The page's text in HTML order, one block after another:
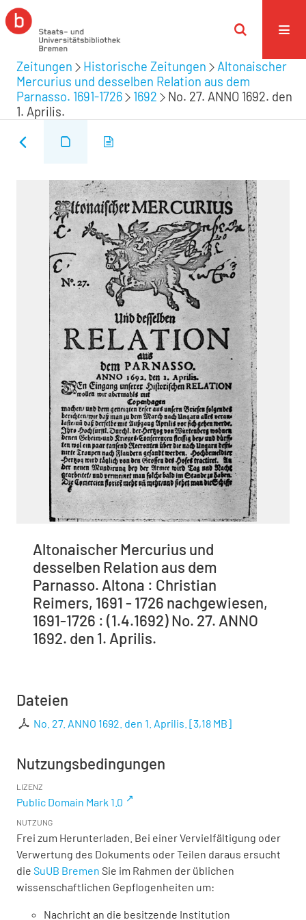
Zeitungen Historische Zeitungen
Altonaischer
Mercurius und desselben Relation aus dem
Parnasso. 1691-1726
1692
No. 27. ANNO 1692. den
1. Aprilis.
Altonaischer Mercurius und
desselben Relation aus dem
Parnasso. Altona : Christian
Reimers, 1691 - 1726 nachgewiesen,
1691-1726 : (1.4.1692) No. 27. ANNO
1692. den 1. Aprilis.
Dateien
No. 27. ANNO 1692. den 1. Aprilis. [3,18 MB]
Nutzungsbedingungen
LIZENZ
Public Domain Mark 1.0
NUTZUNG
Frei zum Herunterladen. Bei einer Vervielfältigung oder
Verwertung des Dokuments oder Teilen daraus ersucht
die SuUB Bremen Sie im Rahmen der üblichen
wissenschaftlichen Gepflogenheiten um:
Nachricht an die besitzende Institution